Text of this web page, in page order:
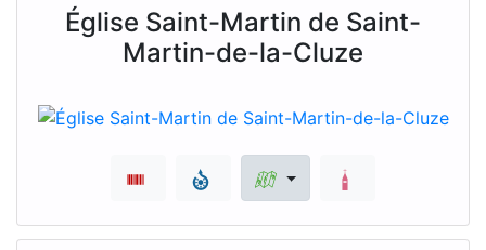
Église Saint-Martin de Saint-
Martin-de-la-Cluze